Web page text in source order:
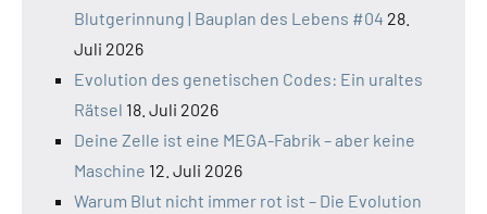
Blutgerinnung | Bauplan des Lebens #04 28.
Juli 2026
Evolution des genetischen Codes: Ein uraltes
Rätsel 18. Juli 2026
Deine Zelle ist eine MEGA-Fabrik – aber keine
Maschine 12. Juli 2026
Warum Blut nicht immer rot ist – Die Evolution